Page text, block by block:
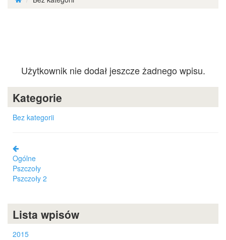
Użytkownik nie dodał jeszcze żadnego wpisu.
Kategorie
Bez kategorii
Ogólne
Pszczoły
Pszczoły 2
Lista wpisów
2015